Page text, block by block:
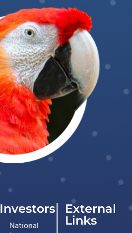
Investors
National
External
Links